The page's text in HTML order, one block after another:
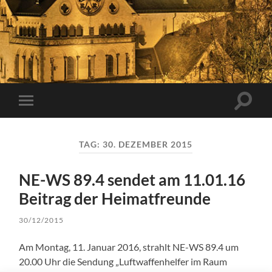
Mobile-
Menü
TAG:30. DEZEMBER 2015
NE-WS 89.4 sendet am 11.01.16
Beitrag der Heimatfreunde
30/12/2015
Am Montag, 11. Januar 2016, strahlt NE-WS 89.4 um
20.00 Uhr die Sendung „Luftwaffenhelfer im Raum